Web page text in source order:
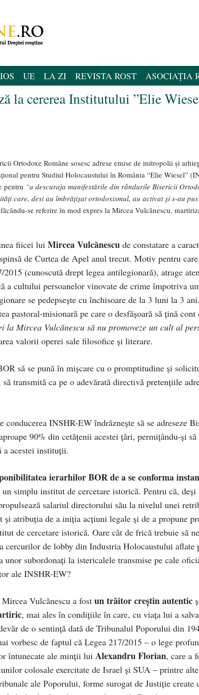
UE LA ZI REVISTA ROST ASOCIAȚIA
la cererea Institutului ”Elie
Ortodoxe Române sosesc adrese emise de mitropolii și
pentru Studiul Holocaustului în România “Elie Wiesel”
pentru “a descuraja manifestările din rândurile Bisericii
care, desi au îmbrățișat ortodoxismul, au activat și s-au
se referire în mod expres la Mircea Vulcănescu,
fiicei lui Mircea Vulcănescu de constatare a
de Curtea de Apel anul trecut. Motiv pentru
(cunoscută drept legea antilegionară), atrage
a cultului persoanelor vinovate de crime împotriva
se pedepsește cu închisoare de la 3 luni la 3
pastoral-misionară pe care o desfășoară să țină cont
la Mircea Vulcănescu să nu promoveze un cult al
valorii operei sale filosofice și literare.
să se pună în mișcare cu o promptitudine și
transmită ca pe o adevărată directivă pretențiile
INSHR-EW îndrăznește să se adreseze
90% din cetățenii acestei țări, permițându-și să
acestei instituții.
ierarhilor BOR de a se conforma
simplu institut de cercetare istorică. Pentru că,
salariul directorului său la nivelul unei
atribuția de a iniția acțiuni legale și de a propune
de cercetare istorică. Oare cât de frică trebuie să
de lobby din Industria Holocaustului aflate
unor subordonați la istericalele transmise pe cale
ale INSHR-EW?
Vulcănescu a fost un trăitor creștin autentic
, mai ales în condițiile în care, cu viața lui a
de o sentință dată de Tribunalul Poporului din
vorbesc de faptul că Legea 217/2015 – o lege
întunecate ale minții lui Alexandru Florian, care a
colosale exercitate de Israel și SUA – printre
ale Poporului, forme surogat de Justiție create